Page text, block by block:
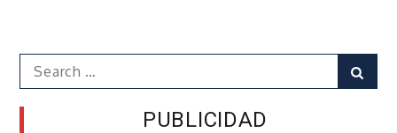
Search
for:
PUBLICIDAD